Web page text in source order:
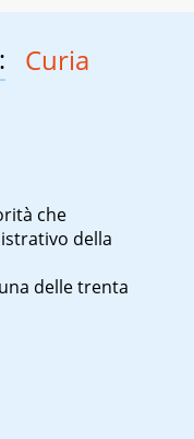
Curia
che
della
delle trenta